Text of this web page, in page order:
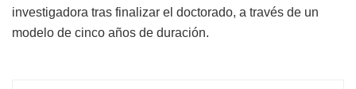
investigadora tras finalizar el doctorado, a través de un
modelo de cinco años de duración.